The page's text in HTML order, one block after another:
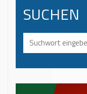
SUCHEN